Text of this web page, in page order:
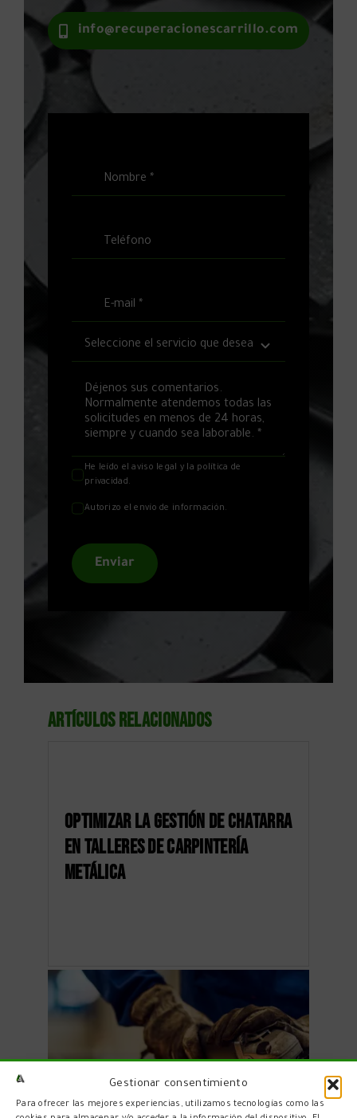
Gestionar consentimiento
Para ofrecer las mejores experiencias, utilizamos tecnologías como las
info@recuperacionescarrillo.com
He leído elaviso legal y la política de
privacidad.
Autorizo el envío de información.
Enviar
Artículos relacionados
Optimizar la gestión de chatarra
en talleres de carpintería
metálica